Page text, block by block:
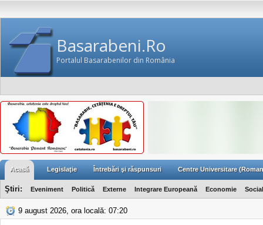
Basarabeni.Ro
Portalul Basarabenilor din România
Acasă Legislaţie Întrebări şi răspunsuri Centre Universitare
Ştiri: Eveniment Politică Externe Integrare Europeană Economie Social
9 august 2026, ora locală: 07:20